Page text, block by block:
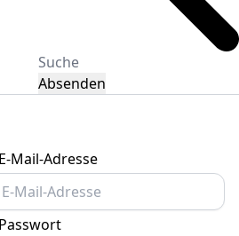
Absenden
E-Mail-Adresse
Passwort